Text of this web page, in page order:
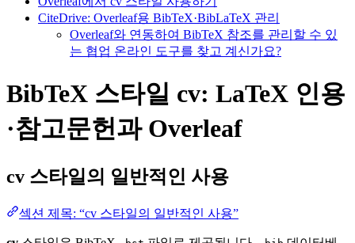
CiteDrive: Overleaf용 BibTeX·BibLaTeX 관리
Overleaf와 연동하여 BibTeX 참조를 관리할 수 있
는 협업 온라인 도구를 찾고 계신가요?
BibTeX 스타일 cv: LaTeX 인용
·참고문헌과 Overleaf
cv 스타일의 일반적인 사용
섹션 제목: “cv 스타일의 일반적인 사용”